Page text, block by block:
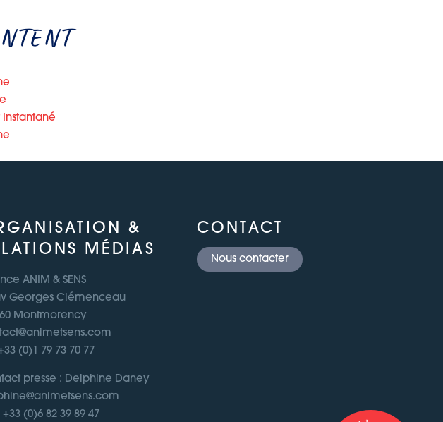
Instantané
&
MÉDIAS
ANIM & SENS
Georges Clémenceau
Montmorency
(0)1 79 73 70 77
presse : Delphine Daney
+33 (0)6 82 39 89 47
CONTACT
Nous contacter